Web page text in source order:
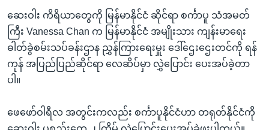
ဆေးဝါး ကိရိယာတွေကို မြန်မာနိုင်ငံ ဆိုင်ရာ စင်္ကာပူ သံအမတ်
ကြီး Vanessa Chan က မြန်မာနိုင်ငံ အမျိုးသား ကျန်းမာရေး
ဓါတ်ခွဲစမ်းသပ်ခန်းဌာန ညွှန်ကြားရေးမှူး ဒေါ်ဌေးဌေးတင်ကို ရန်
ကုန် အပြည်ပြည်ဆိုင်ရာ လေဆိပ်မှာ လွှဲပြောင်း ပေးအပ်ခဲ့တာ
ပါ။
ဖေဖော်ဝါရီလ အတွင်းကလည်း စင်္ကာပူနိုင်ငံဟာ တရုတ်နိုင်ငံကို